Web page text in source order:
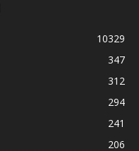
10329
347
312
294
241
206